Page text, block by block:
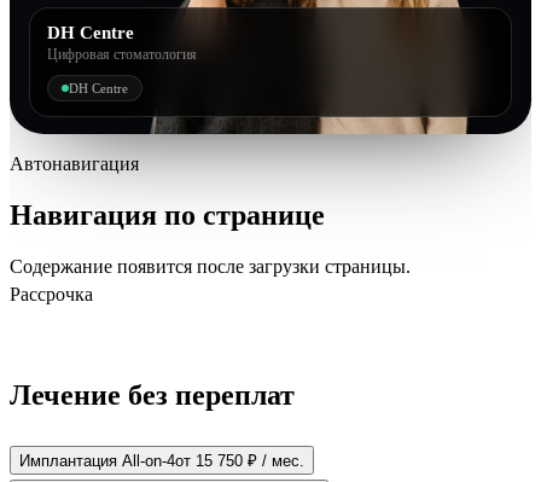
DH Centre
Цифровая стоматология
DH Centre
Автонавигация
Навигация по странице
Содержание появится после загрузки страницы.
Рассрочка
Лечение без переплат
Имплантация All-on-4от 15 750 ₽ / мес.